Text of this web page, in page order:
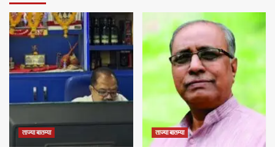
ताज्या बातम्या ताज्या बातम्या